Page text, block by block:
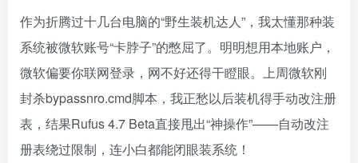
作为折腾过十几台电脑的“野生装机达人”，我太懂那种装
系统被微软账号“卡脖子”的憋屈了。明明想用本地账户，
微软偏要你联网登录，网不好还得干瞪眼。上周微软刚
封杀bypassnro.cmd脚本，我正愁以后装机得手动改注册
表，结果Rufus 4.7 Beta直接甩出“神操作”——自动改注
册表绕过限制，连小白都能闭眼装系统！